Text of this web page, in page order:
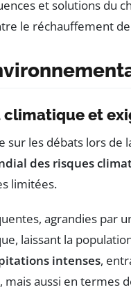
et
sur les débats lors de
des risques
limitées.
agrandies par
laissant la
intenses,
mais aussi en termes